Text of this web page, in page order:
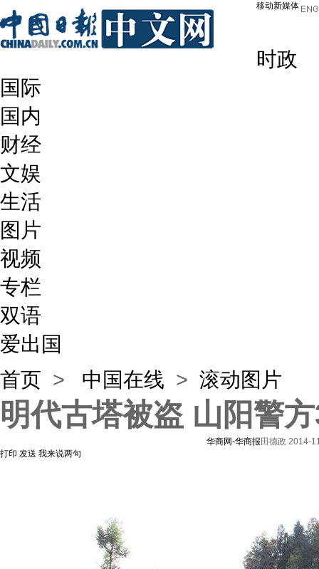
移动新媒体
时政
国际
国内
财经
文娱
生活
图片
视频
专栏
双语
爱出国
首页 > 中国在线 > 滚动图片
明代古塔被盗 山阳警
华商网-华商报 田德政 2014-
打印 发送 我来说两句